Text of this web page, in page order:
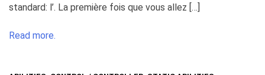
standard: l’. La première fois que vous allez […]
Read more.